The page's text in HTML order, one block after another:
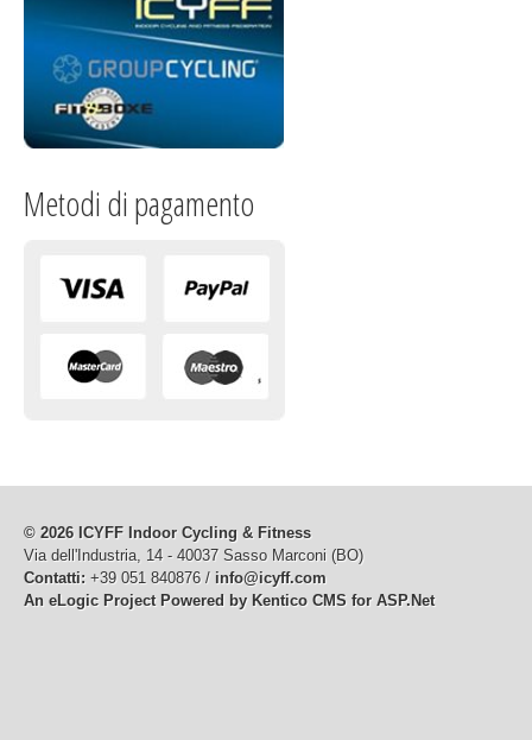
Metodi di pagamento
© 2026 ICYFF Indoor Cycling & Fitness
Via dell'Industria, 14 - 40037 Sasso Marconi (BO)
Contatti: +39 051 840876 / info@icyff.com
An eLogic Project Powered by Kentico CMS for ASP.Net